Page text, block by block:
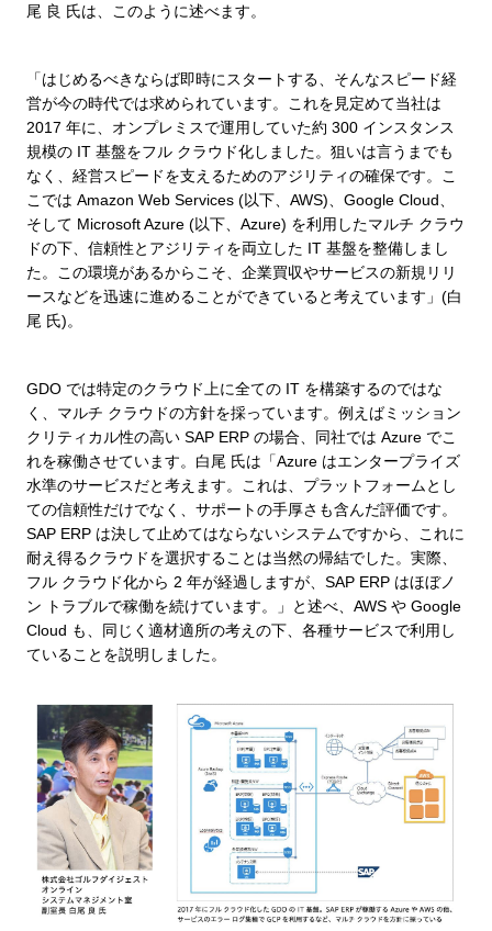
尾 良 氏は、このように述べます。
「はじめるべきならば即時にスタートする、そんなスピード経
営が今の時代では求められています。これを見定めて当社は
2017 年に、オンプレミスで運用していた約 300 インスタンス
規模の IT 基盤をフル クラウド化しました。狙いは言うまでも
なく、経営スピードを支えるためのアジリティの確保です。こ
こでは Amazon Web Services (以下、AWS)、Google Cloud、
そして Microsoft Azure (以下、Azure) を利用したマルチ クラウ
ドの下、信頼性とアジリティを両立した IT 基盤を整備しまし
た。この環境があるからこそ、企業買収やサービスの新規リリ
ースなどを迅速に進めることができていると考えています」(白
尾 氏)。
GDO では特定のクラウド上に全ての IT を構築するのではな
く、マルチ クラウドの方針を採っています。例えばミッション
クリティカル性の高い SAP ERP の場合、同社では Azure でこ
れを稼働させています。白尾 氏は「Azure はエンタープライズ
水準のサービスだと考えます。これは、プラットフォームとし
ての信頼性だけでなく、サポートの手厚さも含んだ評価です。
SAP ERP は決して止めてはならないシステムですから、これに
耐え得るクラウドを選択することは当然の帰結でした。実際、
フル クラウド化から 2 年が経過しますが、SAP ERP はほぼノ
ン トラブルで稼働を続けています。」と述べ、AWS や Google
Cloud も、同じく適材適所の考えの下、各種サービスで利用し
ていることを説明しました。